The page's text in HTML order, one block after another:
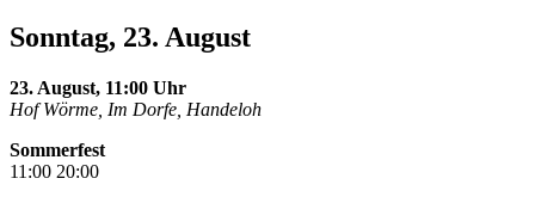
Sonntag, 23. August
23. August, 11:00 Uhr
Hof Wörme, Im Dorfe, Handeloh
Sommerfest
11:00 20:00